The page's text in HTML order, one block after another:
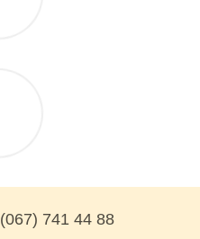
(067) 741 44 88